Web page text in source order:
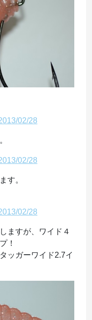
す。
ますが、ワイド４
！
ッガーワイド2.7イ